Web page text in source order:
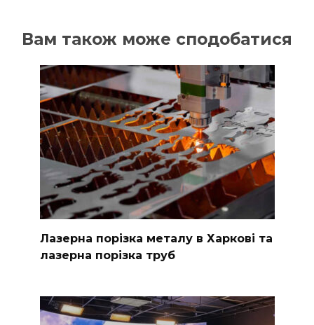
Вам також може сподобатися
Лазерна порізка металу в Харкові та
лазерна порізка труб